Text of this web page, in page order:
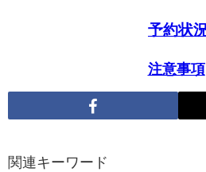
予約状
注意事項
関連キーワード